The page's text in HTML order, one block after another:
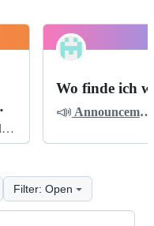
openWB Admin
Wo finde ich
📣 Announcements
Filter: Open